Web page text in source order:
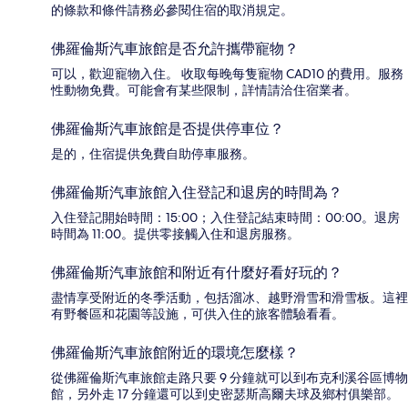
的條款和條件請務必參閱住宿的取消規定。
佛羅倫斯汽車旅館是否允許攜帶寵物？
可以，歡迎寵物入住。 收取每晚每隻寵物 CAD10 的費用。服務
性動物免費。可能會有某些限制，詳情請洽住宿業者。
佛羅倫斯汽車旅館是否提供停車位？
是的，住宿提供免費自助停車服務。
佛羅倫斯汽車旅館入住登記和退房的時間為？
入住登記開始時間：15:00；入住登記結束時間：00:00。退房
時間為 11:00。提供零接觸入住和退房服務。
佛羅倫斯汽車旅館和附近有什麼好看好玩的？
盡情享受附近的冬季活動，包括溜冰、越野滑雪和滑雪板。這裡
有野餐區和花園等設施，可供入住的旅客體驗看看。
佛羅倫斯汽車旅館附近的環境怎麼樣？
從佛羅倫斯汽車旅館走路只要 9 分鐘就可以到布克利溪谷區博物
館，另外走 17 分鐘還可以到史密瑟斯高爾夫球及鄉村俱樂部。